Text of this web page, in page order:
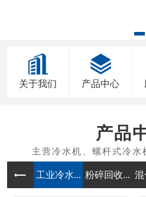
关于我们 产品中心
产品
工业冷水... 粉碎回收... 混